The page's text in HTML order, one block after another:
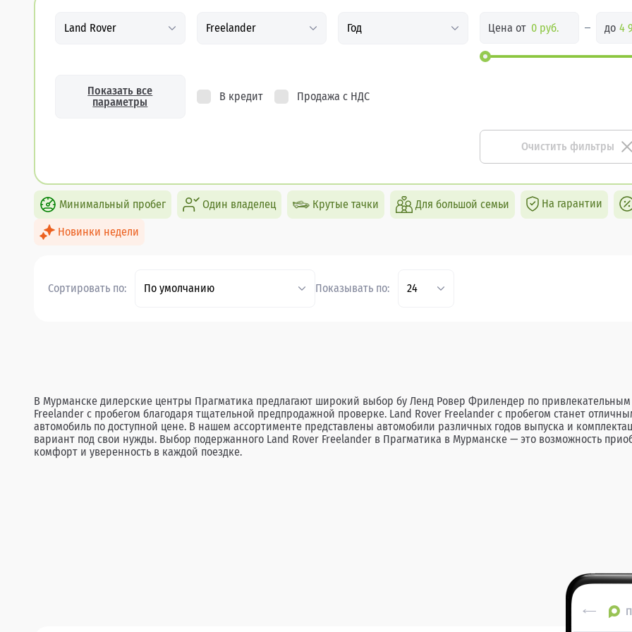
Land Rover Freelander Год Цена от до
Показать все
параметры
В кредит Продажа с НДС
Очистить фильтры
Минимальный пробег Один владелец Крутые тачки Для большой семьи На гарантии
Новинки недели
Сортировать по: По умолчанию Показывать по: 24
В Мурманске дилерские центры Прагматика предлагают широкий выбор бу Ленд Ровер Фрилендер по
Freelander с пробегом благодаря тщательной предпродажной проверке. Land Rover Freelander с пробегом станет
автомобиль по доступной цене. В нашем ассортименте представлены автомобили различных годов выпуска и
вариант под свои нужды. Выбор подержанного Land Rover Freelander в Прагматика в Мурманске — это возможность
комфорт и уверенность в каждой поездке.